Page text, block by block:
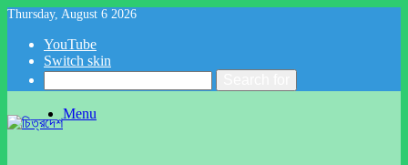
Thursday, August 6 2026
YouTube
Switch skin
Menu